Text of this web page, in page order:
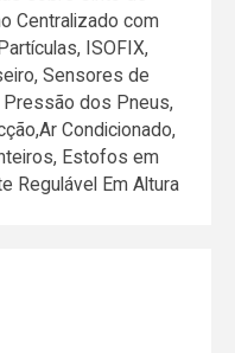
Centralizado com
ISOFIX,
Sensores de
dos Pneus,
Condicionado,
Estofos em
Regulável Em Altura